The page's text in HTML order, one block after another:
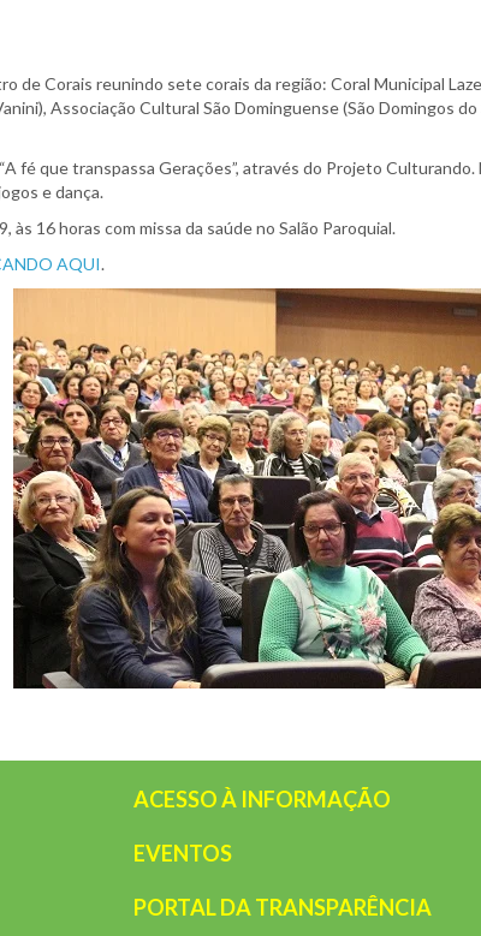
de Corais reunindo sete corais da região: Coral Municipal
Associação Cultural São Dominguense (São Domingos
fé que transpassa Gerações”, através do Projeto
e dança.
16 horas com missa da saúde no Salão Paroquial.
AQUI.
ACESSO À INFORMAÇÃO
EVENTOS
PORTAL DA TRANSPARÊNCIA